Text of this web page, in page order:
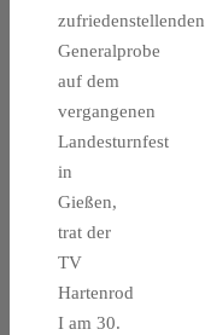
zufriedenstellenden
Generalprobe
auf dem
vergangenen
Landesturnfest
in
Gießen,
trat der
TV
Hartenrod
I am 30.